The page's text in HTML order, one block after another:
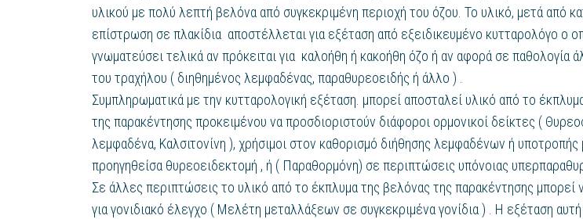
υλικού με πολύ λεπτή βελόνα από συγκεκριμένη περιοχή του όζου. Το υλικό, μετά από
επίστρωση σε πλακίδια αποστέλλεται για εξέταση από εξειδικευμένο κυτταρολόγο ο
γνωματεύσει τελικά αν πρόκειται για καλοήθη ή κακοήθη όζο ή αν αφορά σε παθολογία
του τραχήλου ( διηθημένος λεμφαδένας, παραθυρεοειδής ή άλλο ) .
Συμπληρωματικά με την κυτταρολογική εξέταση. μπορεί αποσταλεί υλικό από το
της παρακέντησης προκειμένου να προσδιοριστούν διάφοροι ορμονικοί δείκτες (
λεμφαδένα, Καλσιτονίνη ), χρήσιμοι στον καθορισμό διήθησης λεμφαδένων ή υποτροπής
προηγηθείσα θυρεοειδεκτομή , ή ( Παραθορμόνη) σε περιπτώσεις υπόνοιας
Σε άλλες περιπτώσεις το υλικό από το έκπλυμα της βελόνας της παρακέντησης μπορεί
για γονιδιακό έλεγχο ( Μελέτη μεταλλάξεων σε συγκεκριμένα γονίδια ) . Η εξέταση